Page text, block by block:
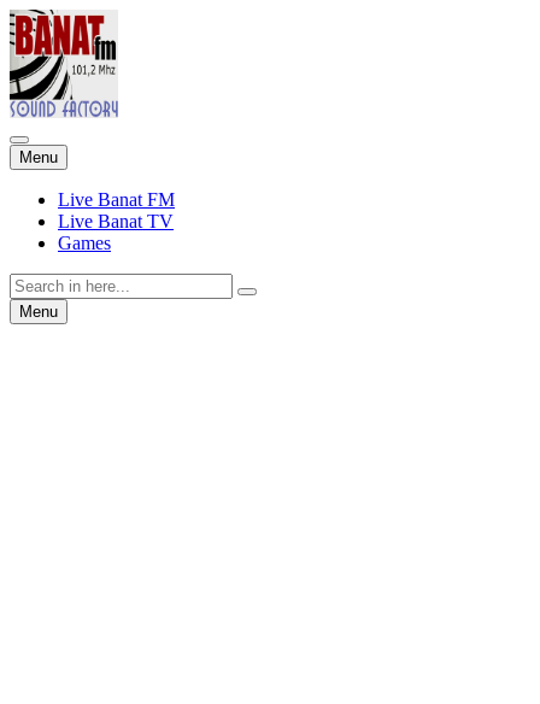
Menu Skip
to
content
Live Banat FM
Live Banat TV
Games
Search
for:Menu Skip
to